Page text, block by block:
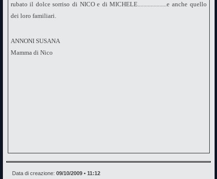
rubato il dolce sorriso di NICO e di MICHELE....................e anche quello
dei loro familiari.
ANNONI SUSANA
Mamma di Nico
Data di creazione: 09/10/2009 • 11:12